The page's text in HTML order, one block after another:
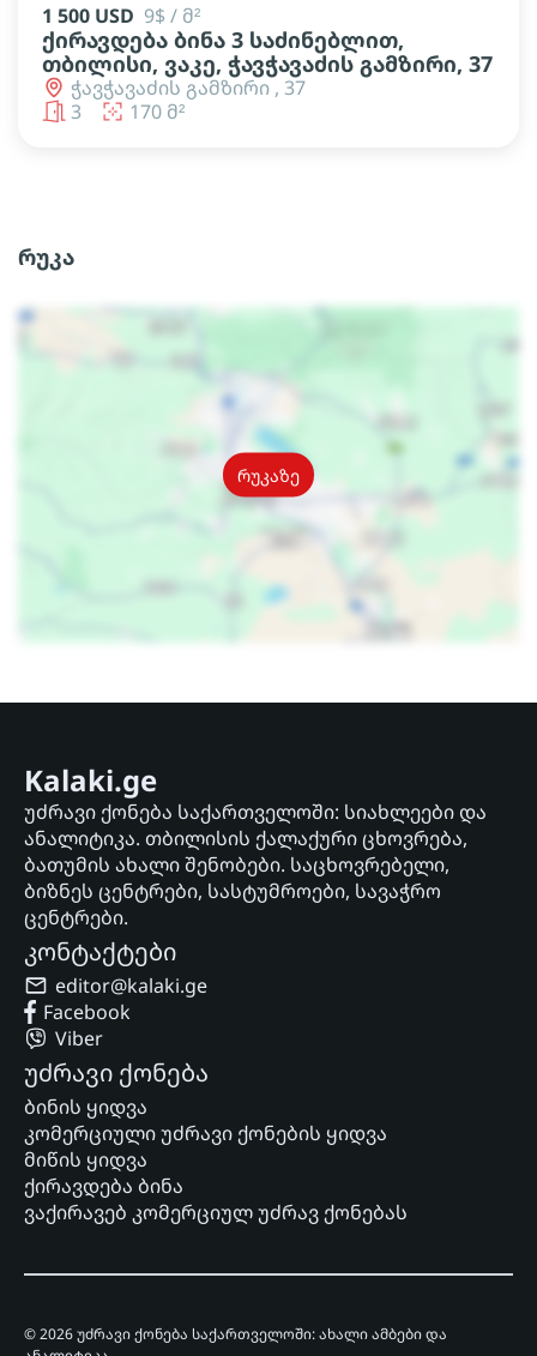
1 500 USD 9$ / მ²
ქირავდება ბინა 3 საძინებლით,
თბილისი, ვაკე, ჭავჭავაძის გამზირი, 37
ჭავჭავაძის გამზირი , 37
3
170 მ²
რუკა
რუკაზე
Kalaki.ge
უძრავი ქონება საქართველოში: სიახლეები და
ანალიტიკა. თბილისის ქალაქური ცხოვრება,
ბათუმის ახალი შენობები. საცხოვრებელი,
ბიზნეს ცენტრები, სასტუმროები, სავაჭრო
ცენტრები.
კონტაქტები
editor@kalaki.ge
Facebook
Viber
უძრავი ქონება
ბინის ყიდვა
კომერციული უძრავი ქონების ყიდვა
მიწის ყიდვა
ქირავდება ბინა
ვაქირავებ კომერციულ უძრავ ქონებას
© 2026 უძრავი ქონება საქართველოში: ახალი ამბები და